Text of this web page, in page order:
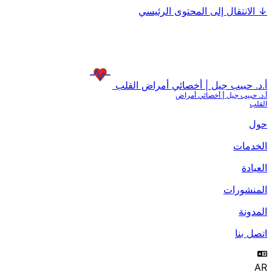
↓ الانتقال إلى المحتوى الرئيسي
أ.د. حبيب جيل | أخصائي أمراض القلب
أ.د. حبيب جيل | أخصائي أمراض
القلب
حول
الخدمات
العيادة
المنشورات
المدونة
اتصل بنا
AR